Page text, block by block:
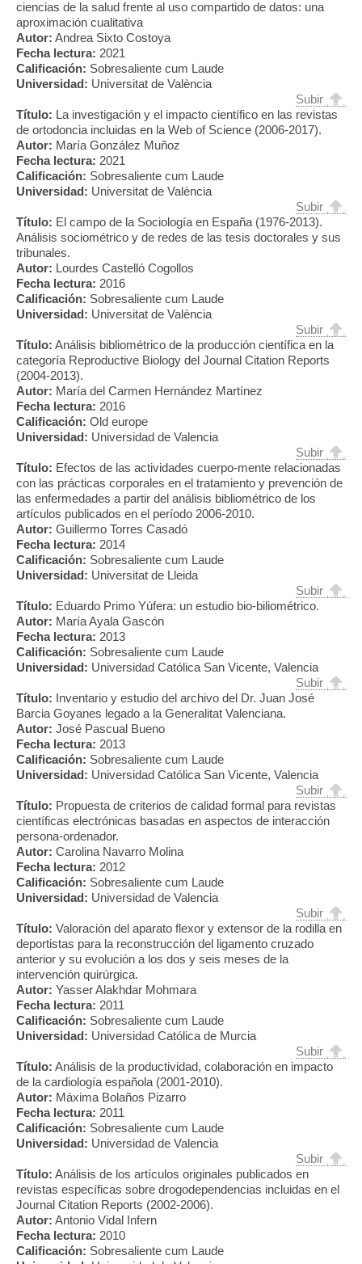
ciencias de la salud frente al uso compartido de datos: una
aproximación cualitativa
Autor: Andrea Sixto Costoya
Fecha lectura: 2021
Calificación: Sobresaliente cum Laude
Universidad: Universitat de València
Subir
Título: La investigación y el impacto científico en las revistas
de ortodoncia incluidas en la Web of Science (2006-2017).
Autor: María González Muñoz
Fecha lectura: 2021
Calificación: Sobresaliente cum Laude
Universidad: Universitat de València
Subir
Título: El campo de la Sociología en España (1976-2013).
Análisis sociométrico y de redes de las tesis doctorales y sus
tribunales.
Autor: Lourdes Castelló Cogollos
Fecha lectura: 2016
Calificación: Sobresaliente cum Laude
Universidad: Universitat de València
Subir
Título: Análisis bibliométrico de la producción científica en la
categoría Reproductive Biology del Journal Citation Reports
(2004-2013).
Autor: María del Carmen Hernández Martínez
Fecha lectura: 2016
Calificación: Old europe
Universidad: Universidad de Valencia
Subir
Título: Efectos de las actividades cuerpo-mente relacionadas
con las prácticas corporales en el tratamiento y prevención de
las enfermedades a partir del análisis bibliométrico de los
artículos publicados en el período 2006-2010.
Autor: Guillermo Torres Casadó
Fecha lectura: 2014
Calificación: Sobresaliente cum Laude
Universidad: Universitat de Lleida
Subir
Título: Eduardo Primo Yúfera: un estudio bio-biliométrico.
Autor: María Ayala Gascón
Fecha lectura: 2013
Calificación: Sobresaliente cum Laude
Universidad: Universidad Católica San Vicente, Valencia
Subir
Título: Inventario y estudio del archivo del Dr. Juan José
Barcia Goyanes legado a la Generalitat Valenciana.
Autor: José Pascual Bueno
Fecha lectura: 2013
Calificación: Sobresaliente cum Laude
Universidad: Universidad Católica San Vicente, Valencia
Subir
Título: Propuesta de criterios de calidad formal para revistas
científicas electrónicas basadas en aspectos de interacción
persona-ordenador.
Autor: Carolina Navarro Molina
Fecha lectura: 2012
Calificación: Sobresaliente cum Laude
Universidad: Universidad de Valencia
Subir
Título: Valoración del aparato flexor y extensor de la rodilla en
deportistas para la reconstrucción del ligamento cruzado
anterior y su evolución a los dos y seis meses de la
intervención quirúrgica.
Autor: Yasser Alakhdar Mohmara
Fecha lectura: 2011
Calificación: Sobresaliente cum Laude
Universidad: Universidad Católica de Murcia
Subir
Título: Análisis de la productividad, colaboración en impacto
de la cardiología española (2001-2010).
Autor: Máxima Bolaños Pizarro
Fecha lectura: 2011
Calificación: Sobresaliente cum Laude
Universidad: Universidad de Valencia
Subir
Título: Análisis de los artículos originales publicados en
revistas específicas sobre drogodependencias incluidas en el
Journal Citation Reports (2002-2006).
Autor: Antonio Vidal Infern
Fecha lectura: 2010
Calificación: Sobresaliente cum Laude